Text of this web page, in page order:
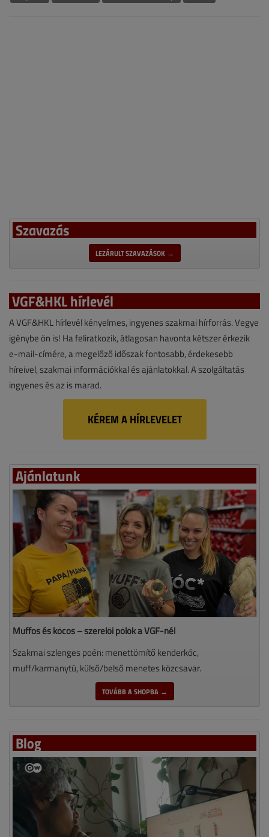
Szavazás
LEZÁRULT SZAVAZÁSOK →
VGF&HKL hírlevél
A VGF&HKL hírlevél kényelmes, ingyenes szakmai hírforrás. Vegye
igénybe ön is! Ha feliratkozik, átlagosan havonta kétszer érkezik
e-mail-címére, a megelőző időszak fontosabb, érdekesebb
híreivel, szakmai információkkal és ajánlatokkal. A szolgáltatás
ingyenes és az is marad.
KÉREM A HÍRLEVELET
Ajánlatunk
Muffos és kócos – szerelői pólók a VGF-nél
Szakmai szlenges poén: menettömítő kenderkóc,
muff/karmanytú, külső/belső menetes közcsavar.
TOVÁBB A SHOPBA →
Blog